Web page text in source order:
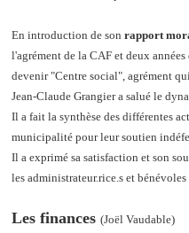
En introduction de son rapport
l'agrément de la CAF et deux
devenir "Centre social", agrément
Jean-Claude Grangier a salué le
Il a fait la synthèse des différentes
municipalité pour leur soutien
Il a exprimé sa satisfaction et son
les administrateur.rice.s et
Les finances (Joël Vaudable)